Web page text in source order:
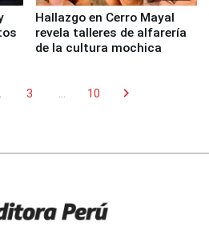
Hallazgo en Cerro Mayal
revela talleres de alfarería
de la cultura mochica
3 10 chevron_right